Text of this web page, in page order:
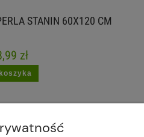
STANIN 60X120 CM
zł